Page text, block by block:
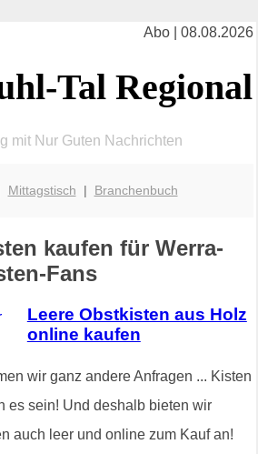
Abo | 08.08.2026
Tal Regional
mit Nur Guten Nachrichten
Mittagstisch | Branchenbuch
kaufen für Werra-
Fans
Leere Obstkisten aus Holz
online kaufen
wir ganz andere Anfragen ... Kisten
es sein! Und deshalb bieten wir
auch leer und online zum Kauf an!